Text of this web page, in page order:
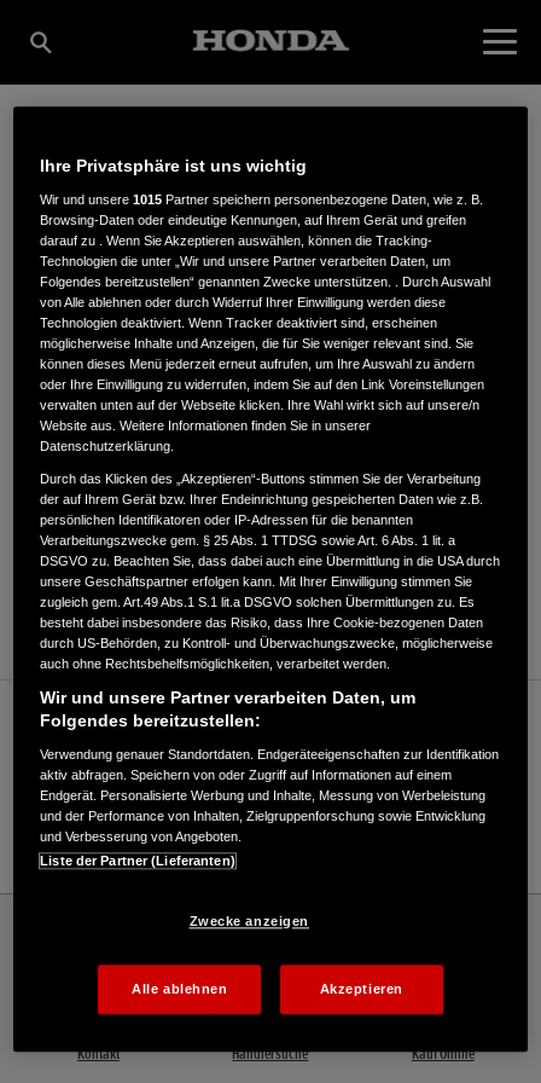
UHLIG,
MOTORGERÄTE INH.
A. UHLIG
Kirchsteig 5,09235,
ANFAHRTSBESCHREIBUNG ANFORDERN
WEBSITE
Verkauf / Kundendienst
03721/22584
E-Mail
Website | The Power of Dreams
Kontakt Händlersuche Kauf Online
Ihre Privatsphäre ist uns wichtig
Wir und unsere1015 Partner speichern personenbezogene Daten, wie z. B.
Browsing-Daten oder eindeutige Kennungen, auf Ihrem Gerät und greifen
darauf zu . Wenn Sie Akzeptieren auswählen, können die Tracking-
Technologien die unter „Wir und unsere Partner verarbeiten Daten, um
Folgendes bereitzustellen“ genannten Zwecke unterstützen. . Durch Auswahl
von Alle ablehnen oder durch Widerruf Ihrer Einwilligung werden diese
Technologien deaktiviert. Wenn Tracker deaktiviert sind, erscheinen
möglicherweise Inhalte und Anzeigen, die für Sie weniger relevant sind. Sie
können dieses Menü jederzeit erneut aufrufen, um Ihre Auswahl zu ändern
oder Ihre Einwilligung zu widerrufen, indem Sie auf den Link Voreinstellungen
verwalten unten auf der Webseite klicken. Ihre Wahl wirkt sich auf unsere/n
Website aus. Weitere Informationen finden Sie in unserer
Datenschutzerklärung.
Durch das Klicken des „Akzeptieren“-Buttons stimmen Sie der Verarbeitung
der auf Ihrem Gerät bzw. Ihrer Endeinrichtung gespeicherten Daten wie z.B.
persönlichen Identifikatoren oder IP-Adressen für die benannten
Verarbeitungszwecke gem. § 25 Abs. 1 TTDSG sowie Art. 6 Abs. 1 lit. a
DSGVO zu. Beachten Sie, dass dabei auch eine Übermittlung in die USA durch
unsere Geschäftspartner erfolgen kann. Mit Ihrer Einwilligung stimmen Sie
zugleich gem. Art.49 Abs.1 S.1 lit.a DSGVO solchen Übermittlungen zu. Es
besteht dabei insbesondere das Risiko, dass Ihre Cookie-bezogenen Daten
durch US-Behörden, zu Kontroll- und Überwachungszwecke, möglicherweise
auch ohne Rechtsbehelfsmöglichkeiten, verarbeitet werden.
Wir und unsere Partner verarbeiten Daten, um
Folgendes bereitzustellen:
Verwendung genauer Standortdaten. Endgeräteeigenschaften zur Identifikation
aktiv abfragen. Speichern von oder Zugriff auf Informationen auf einem
Endgerät. Personalisierte Werbung und Inhalte, Messung von Werbeleistung
und der Performance von Inhalten, Zielgruppenforschung sowie Entwicklung
und Verbesserung von Angeboten.
Liste der Partner (Lieferanten)
Zwecke anzeigen
Alle ablehnen Akzeptieren